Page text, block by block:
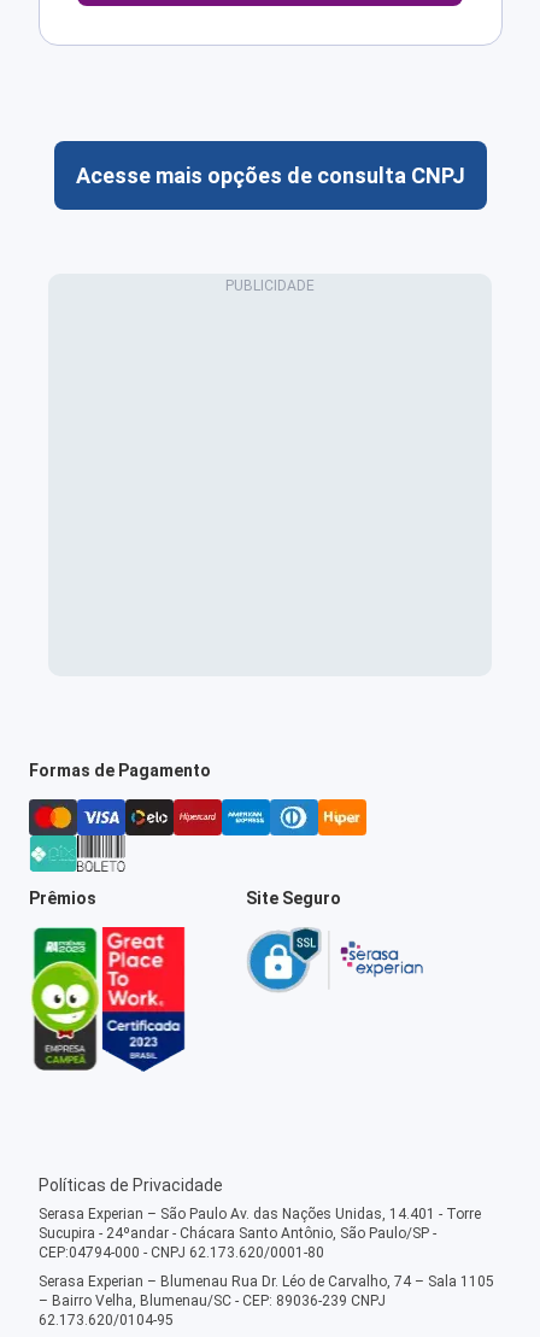
Acesse mais opções de consulta CNPJ
Formas de Pagamento
Prêmios Site Seguro
Políticas de Privacidade
Serasa Experian – São Paulo Av. das Nações Unidas, 14.401 - Torre
Sucupira - 24ºandar - Chácara Santo Antônio, São Paulo/SP -
CEP:04794-000 - CNPJ 62.173.620/0001-80
Serasa Experian – Blumenau Rua Dr. Léo de Carvalho, 74 – Sala 1105
– Bairro Velha, Blumenau/SC - CEP: 89036-239 CNPJ
62.173.620/0104-95